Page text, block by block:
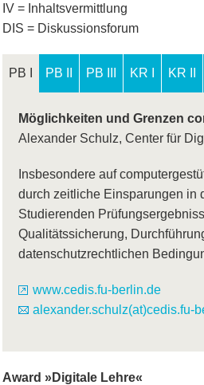
IV = Inhaltsvermittlung
DIS = Diskussionsforum
PB I PB II PB III KR I KR II
Möglichkeiten und Grenzen
Alexander Schulz, Center für
Insbesondere auf
durch zeitliche Einsparungen in
Studierenden
Qualitätssicherung,
datenschutzrechtlichen
www.cedis.fu-berlin.de
alexander.schulz(at)cedis.fu-
Award »Digitale Lehre«